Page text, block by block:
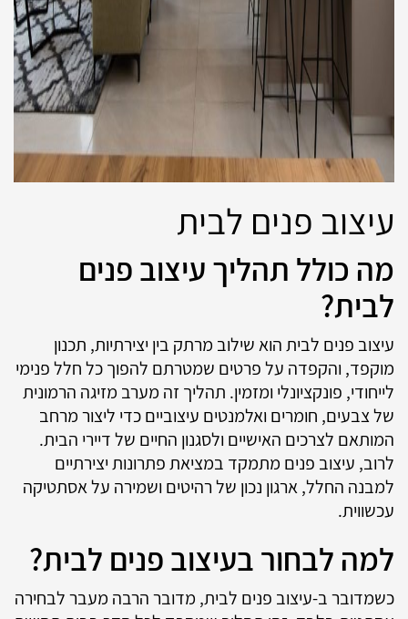
עיצוב פנים לבית
מה כולל תהליך עיצוב פנים
לבית?
עיצוב פנים לבית הוא שילוב מרתק בין יצירתיות, תכנון
מוקפד, והקפדה על פרטים שמטרתם להפוך כל חלל פנימי
לייחודי, פונקציונלי ומזמין. תהליך זה מערב מזיגה הרמונית
של צבעים, חומרים ואלמנטים עיצוביים כדי ליצור מרחב
המותאם לצרכים האישיים ולסגנון החיים של דיירי הבית.
לרוב, עיצוב פנים מתמקד במציאת פתרונות יצירתיים
למבנה החלל, ארגון נכון של רהיטים ושמירה על אסתטיקה
עכשווית.
למה לבחור בעיצוב פנים לבית?
כשמדובר ב-עיצוב פנים לבית, מדובר הרבה מעבר לבחירה